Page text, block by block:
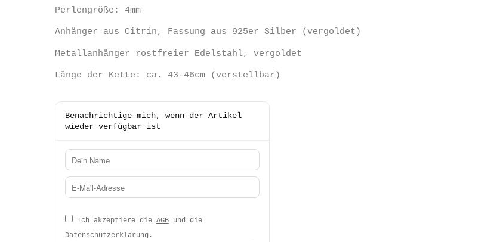
Perlengröße: 4mm
Anhänger aus Citrin, Fassung aus 925er Silber (vergoldet)
Metallanhänger rostfreier Edelstahl, vergoldet
Länge der Kette: ca. 43-46cm (verstellbar)
Benachrichtige mich, wenn der Artikel
wieder verfügbar ist
Ich akzeptiere die AGBund die
Datenschutzerklärung .